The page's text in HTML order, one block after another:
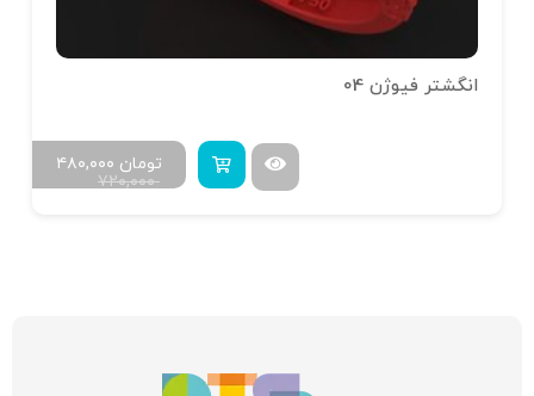
انگشتر فیوژن 04
۷۲۰,۰۰۰
۴۸۰,۰۰۰ تومان